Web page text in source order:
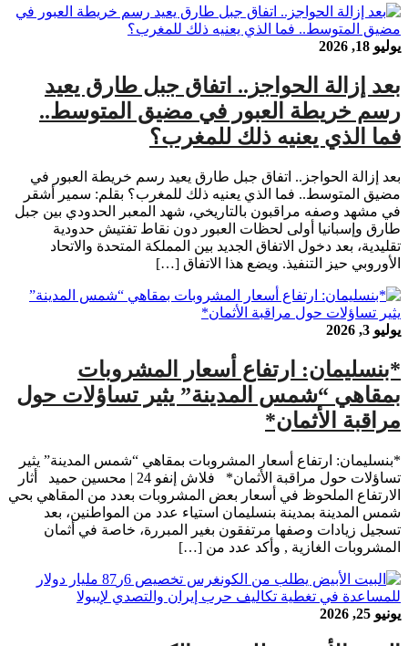
يوليو 18, 2026
بعد إزالة الحواجز.. اتفاق جبل طارق يعيد
رسم خريطة العبور في مضيق المتوسط..
فما الذي يعنيه ذلك للمغرب؟
بعد إزالة الحواجز.. اتفاق جبل طارق يعيد رسم خريطة العبور في
مضيق المتوسط.. فما الذي يعنيه ذلك للمغرب؟ بقلم: سمير أشقر
في مشهد وصفه مراقبون بالتاريخي، شهد المعبر الحدودي بين جبل
طارق وإسبانيا أولى لحظات العبور دون نقاط تفتيش حدودية
تقليدية، بعد دخول الاتفاق الجديد بين المملكة المتحدة والاتحاد
الأوروبي حيز التنفيذ. ويضع هذا الاتفاق […]
يوليو 3, 2026
*بنسليمان: ارتفاع أسعار المشروبات
بمقاهي “شمس المدينة” يثير تساؤلات حول
مراقبة الأثمان*
*بنسليمان: ارتفاع أسعار المشروبات بمقاهي “شمس المدينة” يثير
تساؤلات حول مراقبة الأثمان* فلاش إنفو 24 | محسين حميد أثار
الارتفاع الملحوظ في أسعار بعض المشروبات بعدد من المقاهي بحي
شمس المدينة بمدينة بنسليمان استياء عدد من المواطنين، بعد
تسجيل زيادات وصفها مرتفقون بغير المبررة، خاصة في أثمان
المشروبات الغازية , وأكد عدد من […]
يونيو 25, 2026